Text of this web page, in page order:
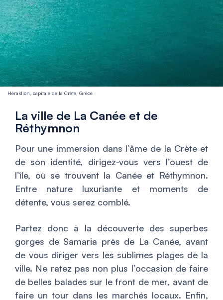
Héraklion, capitale de la Crète, Grèce
La ville de La Canée et de
Réthymnon
Pour une immersion dans l’âme de la Crète et
de son identité, dirigez-vous vers l’ouest de
l’île, où se trouvent la Canée et Réthymnon.
Entre nature luxuriante et moments de
détente, vous serez comblé.
Partez donc à la découverte des superbes
gorges de Samaria près de La Canée, avant
de vous diriger vers les sublimes plages de la
ville. Ne ratez pas non plus l’occasion de faire
de belles balades sur le front de mer, avant de
faire un tour dans les marchés locaux. Enfin,